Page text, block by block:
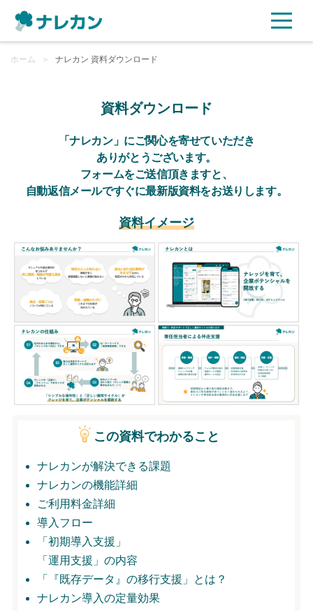
ご利用プラン
ご利用企業様の声
セキュリティ
よくある質問
資料ダウンロード
無料トライアル
ログイン
ホーム ＞ ナレカン 資料ダウンロード
資料ダウンロード
「ナレカン」にご関心を寄せていただき
ありがとうございます。
フォームをご送信頂きますと、
自動返信メールですぐに最新版資料をお送りします。
資料イメージ
この資料でわかること
ナレカンが解決できる課題
ナレカンの機能詳細
ご利用料金詳細
導入フロー
「初期導入支援」
「運用支援」の内容
「『既存データ』の移行支援」とは？
ナレカン導入の定量効果